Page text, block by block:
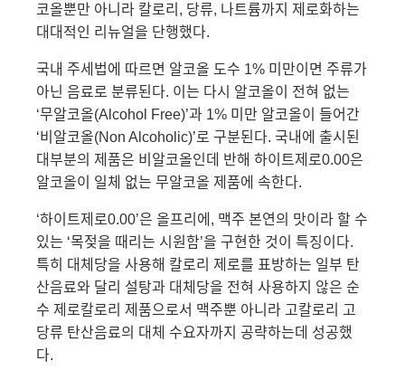
코올뿐만 아니라 칼로리, 당류, 나트륨까지 제로화하는
대대적인 리뉴얼을 단행했다.
국내 주세법에 따르면 알코올 도수 1% 미만이면 주류가
아닌 음료로 분류된다. 이는 다시 알코올이 전혀 없는
‘무알코올(Alcohol Free)’과 1% 미만 알코올이 들어간
‘비알코올(Non Alcoholic)’로 구분된다. 국내에 출시된
대부분의 제품은 비알코올인데 반해 하이트제로0.00은
알코올이 일체 없는 무알코올 제품에 속한다.
‘하이트제로0.00’은 올프리에, 맥주 본연의 맛이라 할 수
있는 ‘목젖을 때리는 시원함’을 구현한 것이 특징이다.
특히 대체당을 사용해 칼로리 제로를 표방하는 일부 탄
산음료와 달리 설탕과 대체당을 전혀 사용하지 않은 순
수 제로칼로리 제품으로서 맥주뿐 아니라 고칼로리 고
당류 탄산음료의 대체 수요자까지 공략하는데 성공했
다.